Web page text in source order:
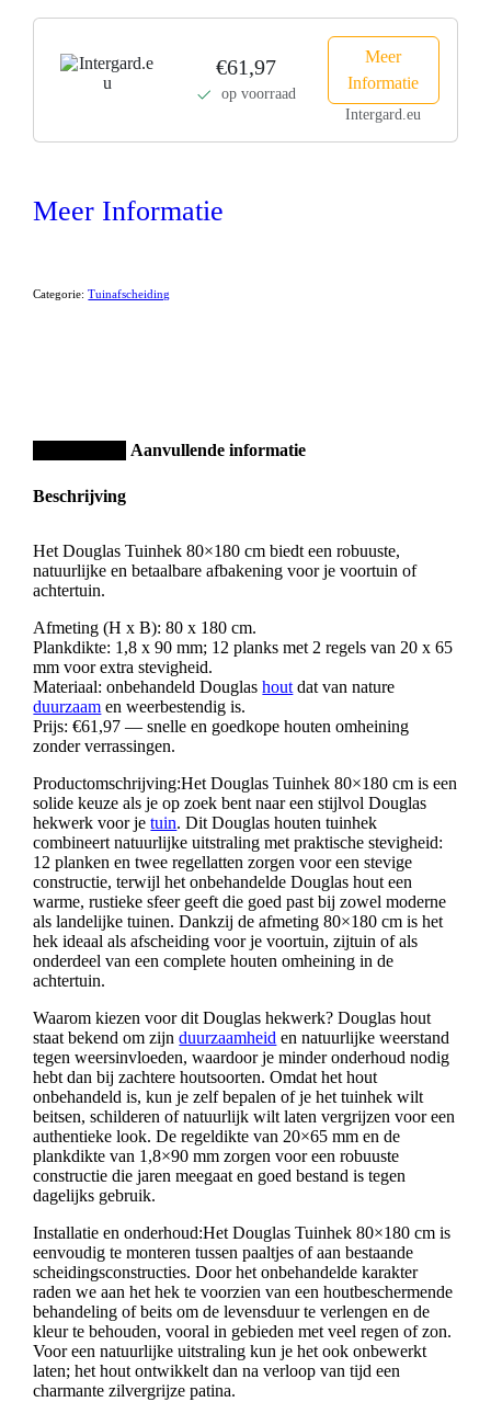
€61,97
op voorraad
Meer
Informatie
Intergard.eu
Meer Informatie
Categorie:Tuinafscheiding
Aanvullende informatie
Beschrijving
Het Douglas Tuinhek 80×180 cm biedt een robuuste,
natuurlijke en betaalbare afbakening voor je voortuin of
achtertuin.
Afmeting (H x B): 80 x 180 cm.
Plankdikte: 1,8 x 90 mm; 12 planks met 2 regels van 20 x 65
mm voor extra stevigheid.
Materiaal: onbehandeld Douglashout dat van nature
duurzaam en weerbestendig is.
Prijs: €61,97 — snelle en goedkope houten omheining
zonder verrassingen.
Productomschrijving:Het Douglas Tuinhek 80×180 cm is een
solide keuze als je op zoek bent naar een stijlvol Douglas
hekwerk voor jetuin. Dit Douglas houten tuinhek
combineert natuurlijke uitstraling met praktische stevigheid:
12 planken en twee regellatten zorgen voor een stevige
constructie, terwijl het onbehandelde Douglas hout een
warme, rustieke sfeer geeft die goed past bij zowel moderne
als landelijke tuinen. Dankzij de afmeting 80×180 cm is het
hek ideaal als afscheiding voor je voortuin, zijtuin of als
onderdeel van een complete houten omheining in de
achtertuin.
Waarom kiezen voor dit Douglas hekwerk? Douglas hout
staat bekend om zijnduurzaamheid en natuurlijke weerstand
tegen weersinvloeden, waardoor je minder onderhoud nodig
hebt dan bij zachtere houtsoorten. Omdat het hout
onbehandeld is, kun je zelf bepalen of je het tuinhek wilt
beitsen, schilderen of natuurlijk wilt laten vergrijzen voor een
authentieke look. De regeldikte van 20×65 mm en de
plankdikte van 1,8×90 mm zorgen voor een robuuste
constructie die jaren meegaat en goed bestand is tegen
dagelijks gebruik.
Installatie en onderhoud:Het Douglas Tuinhek 80×180 cm is
eenvoudig te monteren tussen paaltjes of aan bestaande
scheidingsconstructies. Door het onbehandelde karakter
raden we aan het hek te voorzien van een houtbeschermende
behandeling of beits om de levensduur te verlengen en de
kleur te behouden, vooral in gebieden met veel regen of zon.
Voor een natuurlijke uitstraling kun je het ook onbewerkt
laten; het hout ontwikkelt dan na verloop van tijd een
charmante zilvergrijze patina.